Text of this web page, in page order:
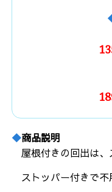
商品説明
屋根付きの回出は、
ストッパー付きで不